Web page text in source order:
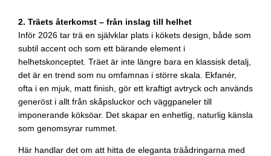
2. Träets återkomst – från inslag till helhet
Inför 2026 tar trä en självklar plats i kökets design, både som
subtil accent och som ett bärande element i
helhetskonceptet. Träet är inte längre bara en klassisk detalj,
det är en trend som nu omfamnas i större skala. Ekfanér,
ofta i en mjuk, matt finish, gör ett kraftigt avtryck och används
generöst i allt från skåpsluckor och väggpaneler till
imponerande köksöar. Det skapar en enhetlig, naturlig känsla
som genomsyrar rummet.
Här handlar det om att hitta de eleganta träådringarna med